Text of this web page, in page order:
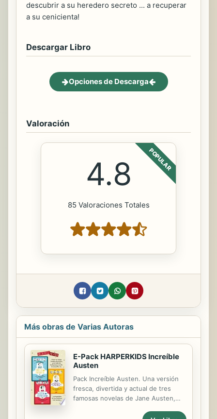
descubrir a su heredero secreto ... a recuperar
a su cenicienta!
Descargar Libro
Opciones de Descarga
Valoración
POPULAR
4.8
85 Valoraciones Totales
Más obras de Varias Autoras
E-Pack HARPERKIDS Increíble
Austen
Pack Increíble Austen. Una versión
fresca, divertida y actual de tres
famosas novelas de Jane Austen,